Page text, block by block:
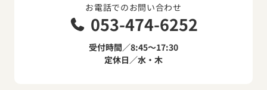
お電話でのお問い合わせ
053-474-6252
受付時間／8:45～17:30
定休日／水・木